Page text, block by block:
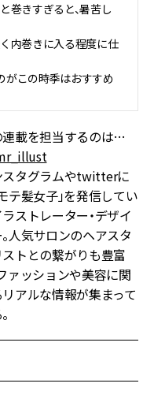
巻きすぎると、暑苦し
内巻きに入る程度に仕
この時季はおすすめ
連載を担当するのは…
スタグラムやtwitterに
テ髪女子」を発信してい
ストレーター・デザイ
人気サロンのヘアスタ
トとの繋がりも豊富
ァッションや美容に関
アルな情報が集まって